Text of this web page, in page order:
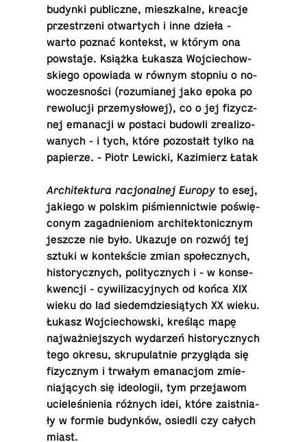
budynki pu­blicz­ne, miesz­kal­ne, kreacje
prze­strze­ni otwar­tych i inne dzieła -
warto poznać kon­tekst, w którym ona
po­wsta­je. Książka Łukasza Woj­cie­chow­
skie­go opo­wia­da w równym stopniu o no­
wo­cze­sno­ści (ro­zu­mia­nej jako epoka po
re­wo­lu­cji prze­my­sło­wej), co o jej fi­zycz­
nej ema­na­cji w postaci budowli zre­ali­zo­
wa­nych - i tych, które po­zo­stałt tylko na
pa­pie­rze. - Piotr Lewicki, Ka­zi­mierz Łatak
Ar­chi­tek­tu­ra ra­cjo­nal­nej Europy to esej,
jakiego w polskim pi­śmien­nic­twie po­świę­
co­nym za­gad­nie­niom ar­chi­tek­to­nicz­nym
jeszcze nie było. Ukazuje on rozwój tej
sztuki w kon­tek­ście zmian spo­łecz­nych,
hi­sto­rycz­nych, po­li­tycz­nych i - w kon­se­
kwen­cji - cy­wi­li­za­cyj­nych od końca XIX
wieku do lad sie­dem­dzie­sią­tych XX wieku.
Łukasz Woj­cie­chow­ski, kreśląc mapę
naj­waż­niej­szych wy­da­rzeń hi­sto­rycz­nych
tego okresu, skru­pu­lat­nie przy­glą­da się
fi­zycz­nym i trwałym ema­na­cjom zmie­
nia­ją­cych się ide­olo­gii, tym prze­ja­wom
ucie­le­śnie­nia różnych idei, które za­ist­nia­
ły w formie bu­dyn­ków, osiedli czy całych
miast.